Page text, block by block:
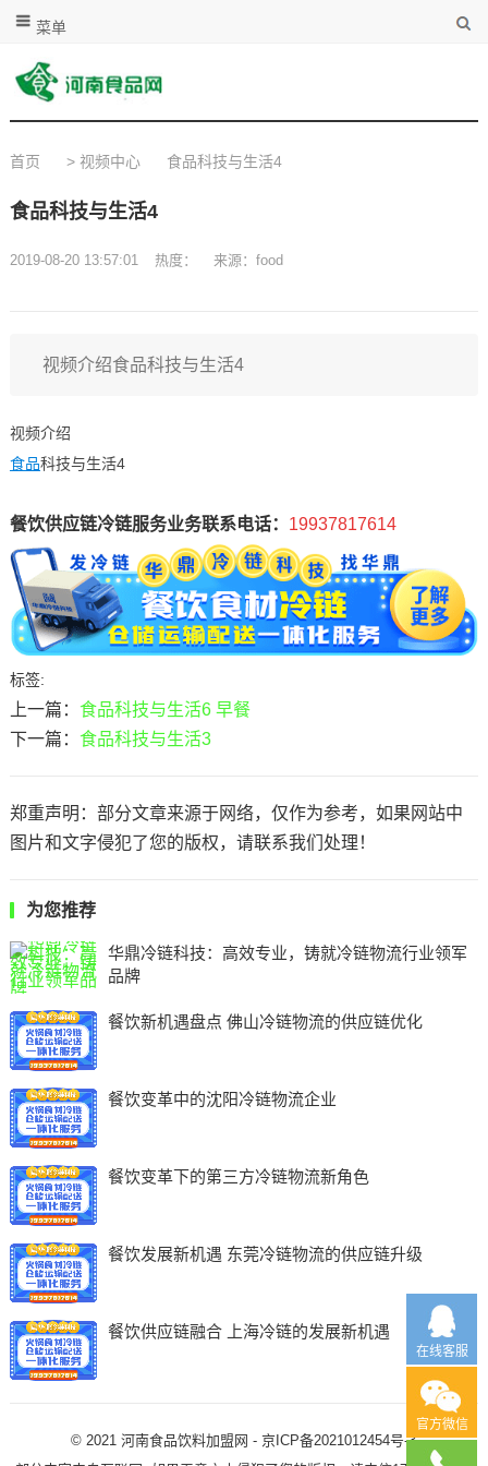
菜单
首页 > 视频中心 食品科技与生活4
食品科技与生活4
2019-08-20 13:57:01 热度： 来源：food
视频介绍食品科技与生活4
视频介绍
食品科技与生活4
餐饮供应链冷链服务业务联系电话： 19937817614
标签:
上一篇： 食品科技与生活6 早餐
下一篇： 食品科技与生活3
郑重声明：部分文章来源于网络，仅作为参考，如果网站中
图片和文字侵犯了您的版权，请联系我们处理！
为您推荐
华鼎冷链科技：高效专业，铸就冷链物流行业领军
品牌
餐饮新机遇盘点 佛山冷链物流的供应链优化
餐饮变革中的沈阳冷链物流企业
餐饮变革下的第三方冷链物流新角色
餐饮发展新机遇 东莞冷链物流的供应链升级
餐饮供应链融合 上海冷链的发展新机遇
© 2021河南食品饮料加盟网 -京ICP备2021012454号-3
在线客服
官方微信